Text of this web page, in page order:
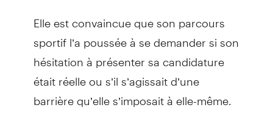
Elle est convaincue que son parcours
sportif l’a poussée à se demander si son
hésitation à présenter sa candidature
était réelle ou s’il s’agissait d’une
barrière qu’elle s’imposait à elle-même.